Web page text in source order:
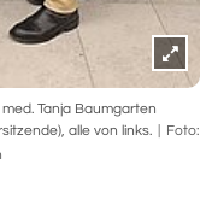
Tanja Baumgarten
alle von links.
Foto: